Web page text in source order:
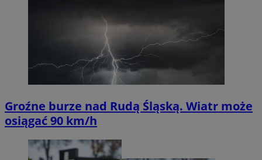
Groźne burze nad Rudą Śląską. Wiatr może
osiągać 90 km/h